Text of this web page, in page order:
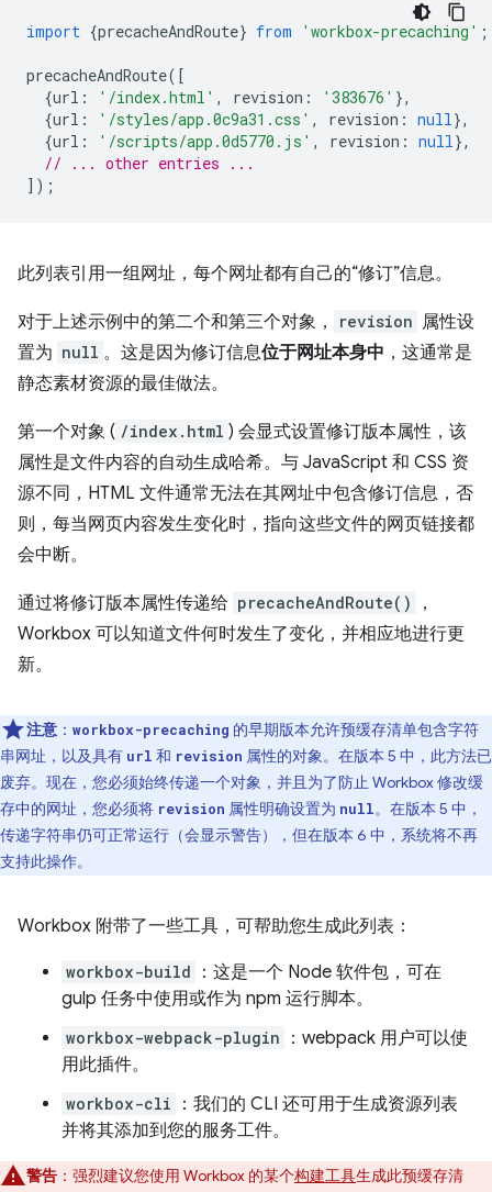
import {precacheAndRoute} from 'workbox-precaching' ;
precacheAndRoute([
{url : '/index.html' , revision : '383676' },
{url : '/styles/app.0c9a31.css' , revision : null},
{url : '/scripts/app.0d5770.js' , revision : null},
// ... other entries ...
]);
此列表引用一组网址，每个网址都有自己的“修订”信息。
对于上述示例中的第二个和第三个对象， revision 属性设
置为 null 。这是因为修订信息位于网址本身中 ，这通常是
静态素材资源的最佳做法。
第一个对象 ( /index.html ) 会显式设置修订版本属性，该
属性是文件内容的自动生成哈希。与 JavaScript 和 CSS 资
源不同，HTML 文件通常无法在其网址中包含修订信息，否
则，每当网页内容发生变化时，指向这些文件的网页链接都
会中断。
通过将修订版本属性传递给 precacheAndRoute()
，
Workbox 可以知道文件何时发生了变化，并相应地进行更
新。
注意 ： workbox-precaching 的早期版本允许预缓存清单包含字符
串网址，以及具有 url 和 revision 属性的对象。在版本 5 中，此方法已
废弃。现在，您必须始终传递一个对象，并且为了防止 Workbox 修改缓
存中的网址，您必须将 revision 属性明确设置为 null。在版本 5 中，
传递字符串仍可正常运行（会显示警告），但在版本 6 中，系统将不再
支持此操作。
Workbox 附带了一些工具，可帮助您生成此列表：
workbox-build
：这是一个 Node 软件包，可在
gulp 任务中使用或作为 npm 运行脚本。
workbox-webpack-plugin
：webpack 用户可以使
用此插件。
workbox-cli
：我们的 CLI 还可用于生成资源列表
并将其添加到您的服务工件。
警告 ：强烈建议您使用 Workbox 的某个构建工具生成此预缓存清